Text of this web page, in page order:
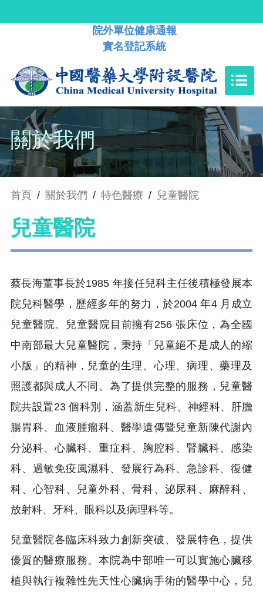
院外單位健康通報
實名登記系統
關於我們
首頁 / 關於我們 / 特色醫療 / 兒童醫院
兒童醫院
蔡長海董事長於1985 年接任兒科主任後積極發展本
院兒科醫學，歷經多年的努力，於2004 年4 月成立
兒童醫院。兒童醫院目前擁有256 張床位，為全國
中南部最大兒童醫院，秉持「兒童絕不是成人的縮
小版」的精神，兒童的生理、心理、病理、藥理及
照護都與成人不同。為了提供完整的服務，兒童醫
院共設置23 個科別，涵蓋新生兒科、神經科、肝膽
腸胃科、血液腫瘤科、醫學遺傳暨兒童新陳代謝內
分泌科、心臟科、重症科、胸腔科、腎臟科、感染
科、過敏免疫風濕科、發展行為科、急診科、復健
科、心智科、兒童外科、骨科、泌尿科、麻醉科、
放射科、牙科、眼科以及病理科等。
兒童醫院各臨床科致力創新突破、發展特色，提供
優質的醫療服務。本院為中部唯一可以實施心臟移
植與執行複雜性先天性心臟病手術的醫學中心，兒